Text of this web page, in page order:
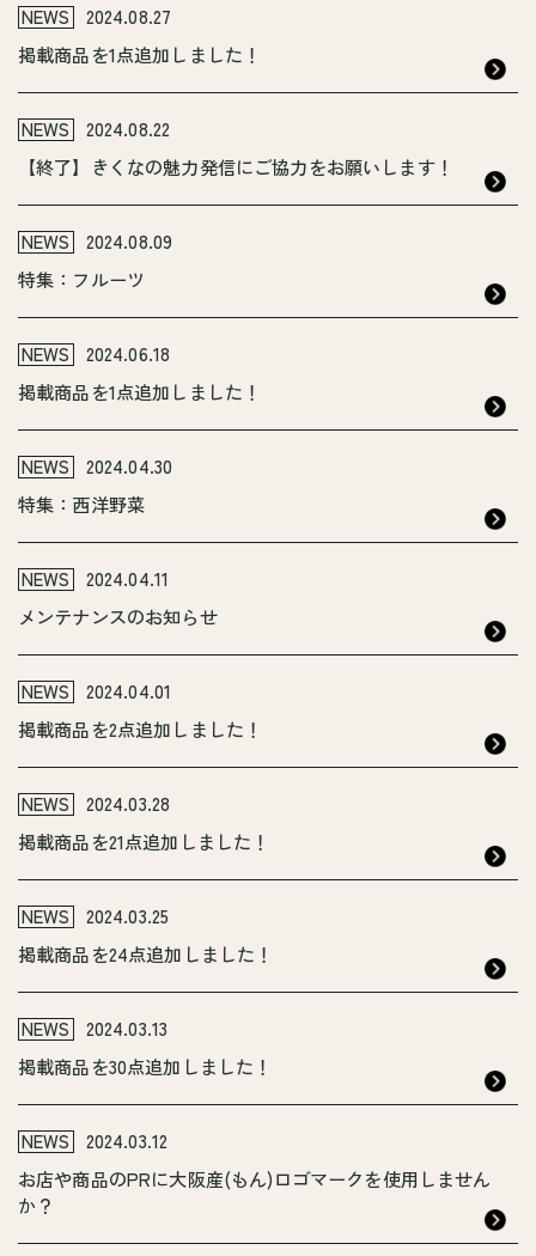
NEWS
2024.08.27
掲載商品を1点追加しました！
NEWS
2024.08.22
【終了】きくなの魅力発信にご協力をお願いします！
NEWS
2024.08.09
特集：フルーツ
NEWS
2024.06.18
掲載商品を1点追加しました！
NEWS
2024.04.30
特集：西洋野菜
NEWS
2024.04.11
メンテナンスのお知らせ
NEWS
2024.04.01
掲載商品を2点追加しました！
NEWS
2024.03.28
掲載商品を21点追加しました！
NEWS
2024.03.25
掲載商品を24点追加しました！
NEWS
2024.03.13
掲載商品を30点追加しました！
NEWS
2024.03.12
お店や商品のPRに大阪産(もん)ロゴマークを使用しません
か？